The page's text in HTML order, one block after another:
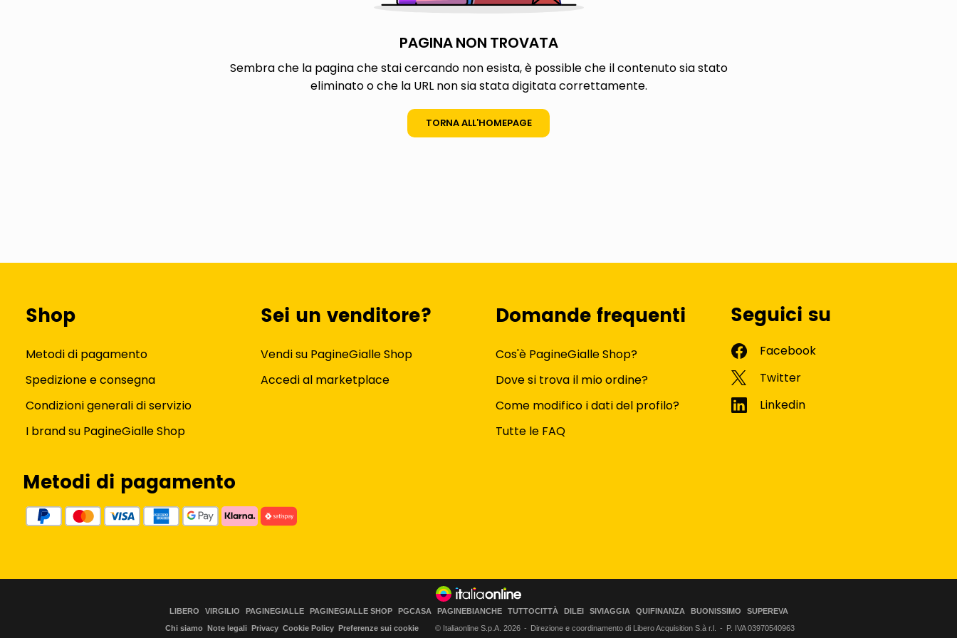
PAGINA NON TROVATA
Sembra che la pagina che stai cercando non esista, è possible che il contenuto sia stato
eliminato o che la URL non sia stata digitata correttamente.
TORNA ALL’HOMEPAGE
Shop
Metodi di pagamento
Spedizione e consegna
Condizioni generali di servizio
I brand su PagineGialle Shop
Sei un venditore?
Vendi su PagineGialle Shop
Accedi al marketplace
Domande frequenti
Cos'è PagineGialle Shop?
Dove si trova il mio ordine?
Come modifico i dati del profilo?
Tutte le FAQ
Seguici su
Metodi di pagamento
LIBERO VIRGILIO PAGINEGIALLE PAGINEGIALLE SHOP PGCASA PAGINEBIANCHE TUTTOCITTÀ DILEI SIVIAGGIA QUIFINANZA BUONISSIMO
SUPEREVA
Chi siamo Note legali Privacy Cookie Policy Preferenze sui cookie © Italiaonline S.p.A. 2026 Direzione e coordinamento di Libero Acquisition S.à r.l. P. IVA 03970540963